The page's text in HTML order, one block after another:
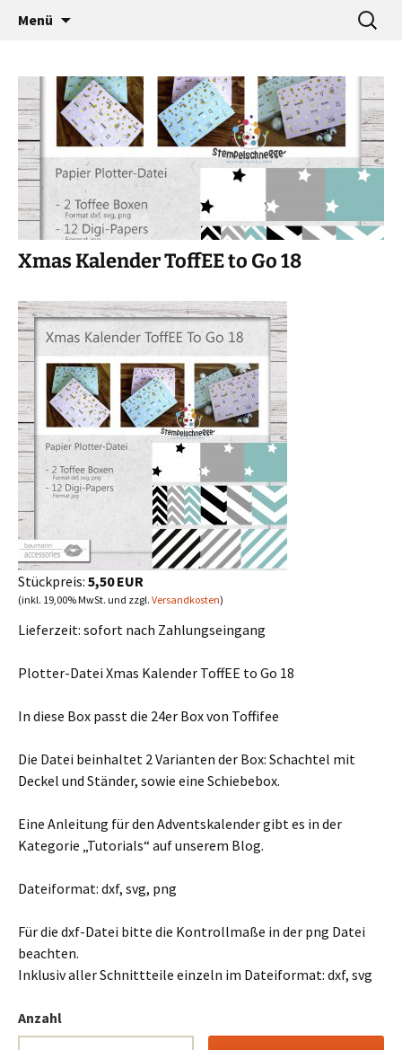
baumann-accessories
…a designers world
Menü
Suche
nach:
Xmas Kalender ToffEE to Go 18
Stückpreis: 5,50 EUR
(inkl. 19,00% MwSt. und zzgl. Versandkosten)
Lieferzeit: sofort nach Zahlungseingang
Plotter-Datei Xmas Kalender ToffEE to Go 18
In diese Box passt die 24er Box von Toffifee
Die Datei beinhaltet 2 Varianten der Box: Schachtel mit
Deckel und Ständer, sowie eine Schiebebox.
Eine Anleitung für den Adventskalender gibt es in der
Kategorie „Tutorials“ auf unserem Blog.
Dateiformat: dxf, svg, png
Für die dxf-Datei bitte die Kontrollmaße in der png Datei
beachten.
Inklusiv aller Schnittteile einzeln im Dateiformat: dxf, svg
Anzahl